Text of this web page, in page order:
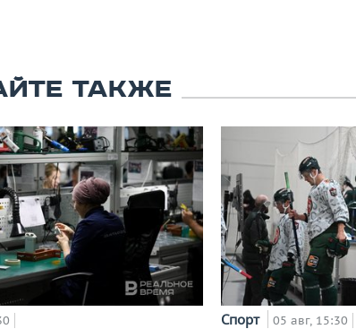
ТАКЖЕ
Спорт 05 авг, 15:30